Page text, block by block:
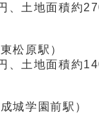
、土地面積約
松原駅）
、土地面積約
城学園前駅）